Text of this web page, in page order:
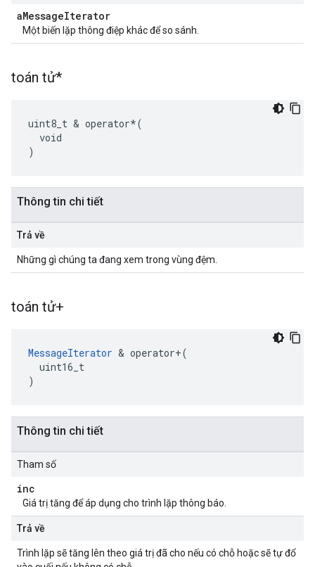
aMessageIterator
Một biến lặp thông điệp khác để so sánh.
toán tử*
uint8_t & operator*(
  void
)
Thông tin chi tiết
Trả về
Những gì chúng ta đang xem trong vùng đệm.
toán tử+
MessageIterator & operator+(
  uint16_t
)
Thông tin chi tiết
Tham số
inc
Giá trị tăng để áp dụng cho trình lặp thông báo.
Trả về
Trình lặp sẽ tăng lên theo giá trị đã cho nếu có chỗ hoặc sẽ tự đổ